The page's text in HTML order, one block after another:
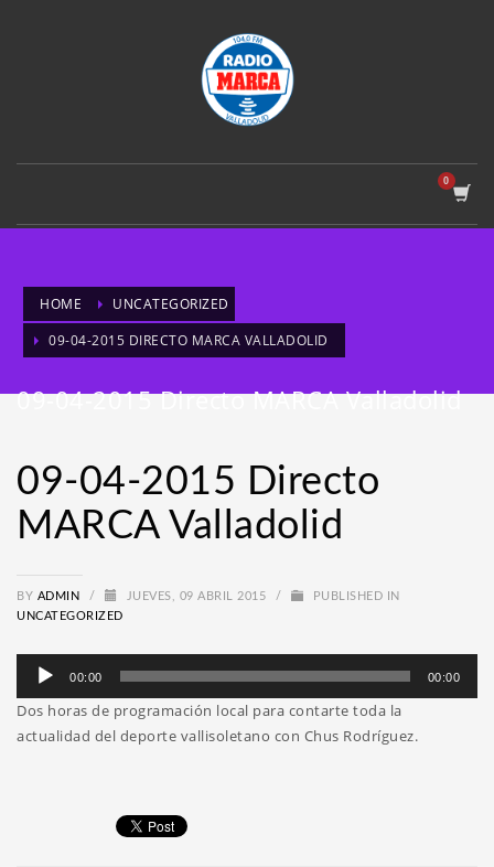
HOME
UNCATEGORIZED
09-04-2015 DIRECTO MARCA VALLADOLID
09-04-2015 Directo MARCA Valladolid
09-04-2015 Directo
MARCA Valladolid
BY ADMIN / JUEVES, 09 ABRIL 2015 /
PUBLISHED IN
UNCATEGORIZED
Reproductor
audio
00:00 00:00
Dos horas de programación local para contarte toda la
actualidad del deporte vallisoletano con Chus Rodríguez.